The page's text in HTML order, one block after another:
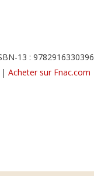
13 : 9782916330396
Acheter sur Fnac.com